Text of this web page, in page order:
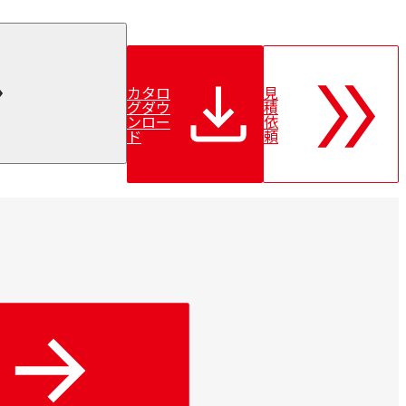
カタロ
グダウ
ンロー
ド
見
積
依
頼